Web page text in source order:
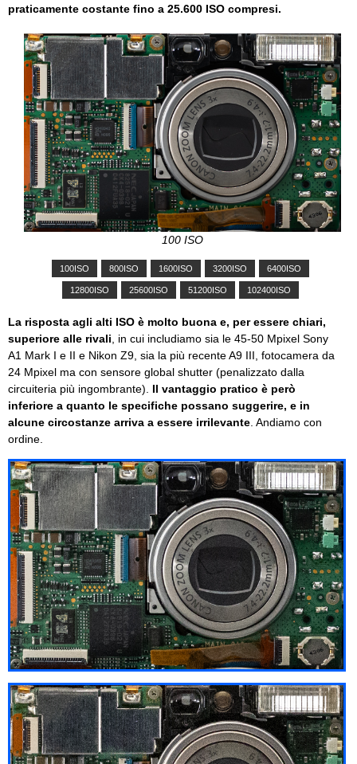
praticamente costante fino a 25.600 ISO compresi.
100 ISO
La risposta agli alti ISO è molto buona e, per essere chiari,
superiore alle rivali , in cui includiamo sia le 45-50 Mpixel Sony
A1 Mark I e II e Nikon Z9, sia la più recente A9 III, fotocamera da
24 Mpixel ma con sensore global shutter (penalizzato dalla
circuiteria più ingombrante). Il vantaggio pratico è però
inferiore a quanto le specifiche possano suggerire, e in
alcune circostanze arriva a essere irrilevante . Andiamo con
ordine.